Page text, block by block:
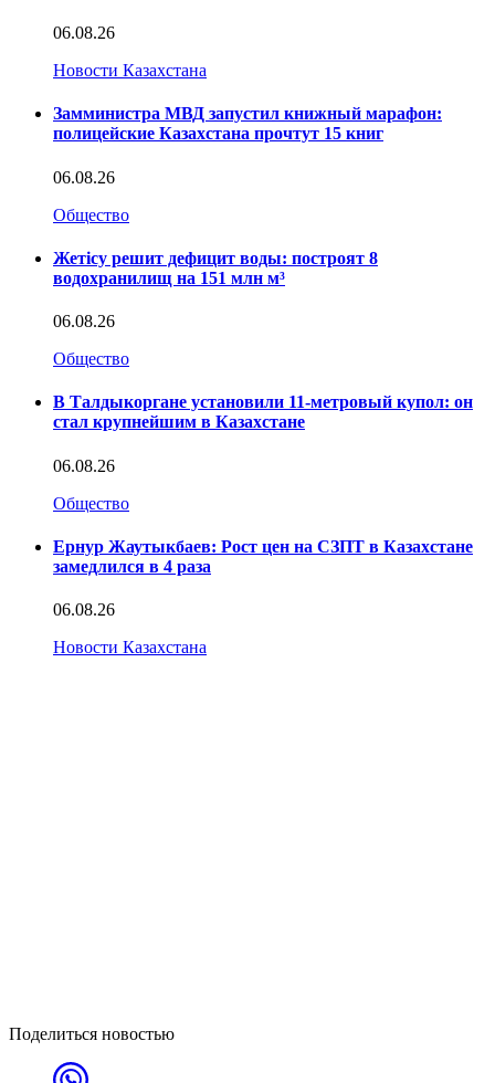
06.08.26
Новости Казахстана
Замминистра МВД запустил книжный марафон:
полицейские Казахстана прочтут 15 книг
06.08.26
Общество
Жетісу решит дефицит воды: построят 8
водохранилищ на 151 млн м³
06.08.26
Общество
В Талдыкоргане установили 11-метровый купол: он
стал крупнейшим в Казахстане
06.08.26
Общество
Ернур Жаутыкбаев: Рост цен на СЗПТ в Казахстане
замедлился в 4 раза
06.08.26
Новости Казахстана
Поделиться новостью